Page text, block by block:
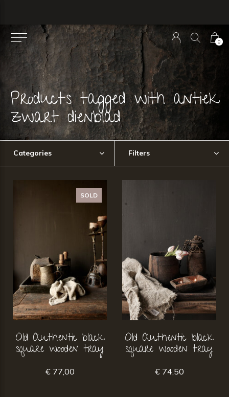
0
Products tagged with antiek
zwart dienblad
Categories Filters
SOLD
Old Authentic black
square wooden tray
€ 77,00
Old Authentic black
square wooden tray
€ 74,50